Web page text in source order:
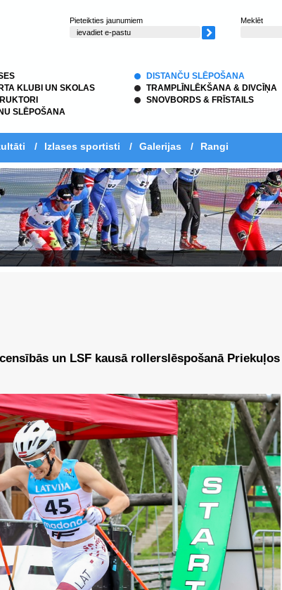
Pieteikties jaunumiem Meklēt
KLUBI UN SKOLAS
SLĒPOŠANA
DISTANČU SLĒPOŠANA
TRAMPLĪNLĒKŠANA & DIVCĪŅA
SNOVBORDS & FRĪSTAILS
/ Izlases sportisti / Galerijas / Rangi
un LSF kausā rollerslēspošanā Priekuļos